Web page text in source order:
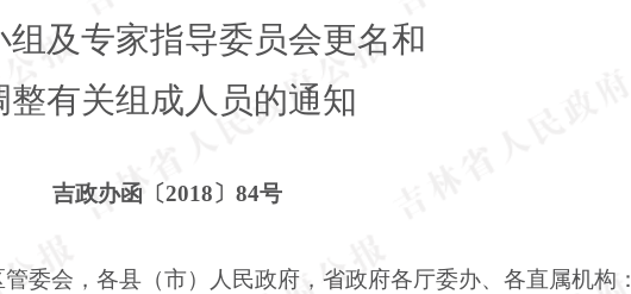
组及专家指导委员会更名和
整有关组成人员的通知
吉政办函〔2018〕84号
委会，各县（市）人民政府，省政府各厅委办、各直属机构：